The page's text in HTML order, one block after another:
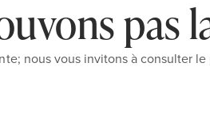
pas
nous vous invitons à consulter